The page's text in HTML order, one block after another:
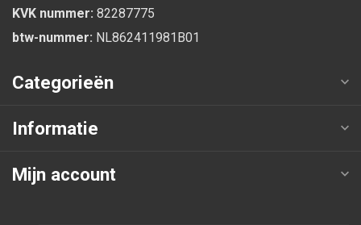
KVK nummer: 82287775
btw-nummer: NL862411981B01
Categorieën
Informatie
Mijn account